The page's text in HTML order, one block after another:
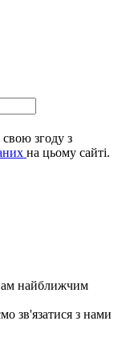
згоду з
на цьому сайті.
найближчим
зв'язатися з нами